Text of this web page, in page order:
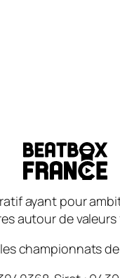
ayant pour
autour de
championnats